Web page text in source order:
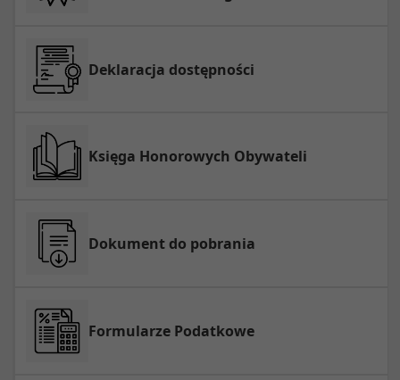
Deklaracja dostępności
Księga Honorowych Obywateli
Dokument do pobrania
Formularze Podatkowe